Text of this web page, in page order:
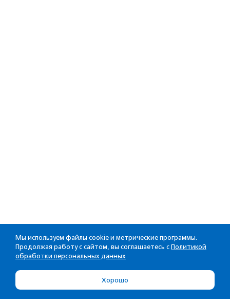
Мы используем файлы cookie и метрические программы.
Продолжая работу с сайтом, вы соглашаетесь с Политикой
обработки персональных данных
Хорошо